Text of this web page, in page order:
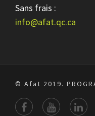
Sans frais :
info@afat.qc.ca
© Afat 2019.